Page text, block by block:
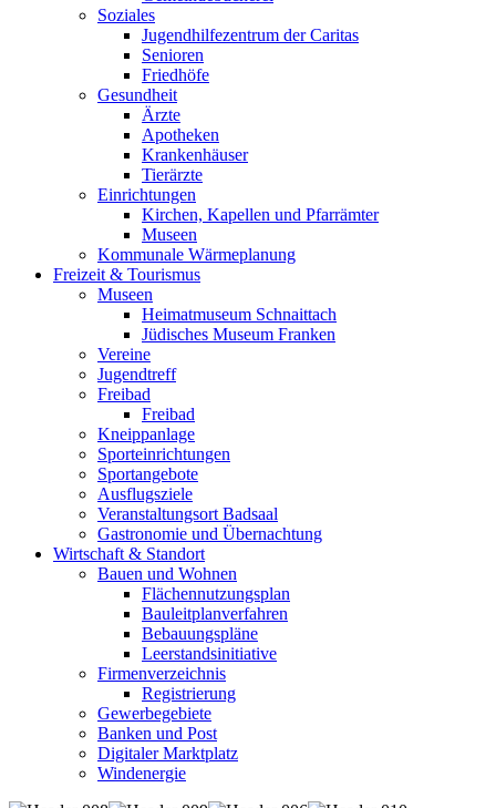
Soziales
Jugendhilfezentrum der Caritas
Senioren
Friedhöfe
Gesundheit
Ärzte
Apotheken
Krankenhäuser
Tierärzte
Einrichtungen
Kirchen, Kapellen und Pfarrämter
Museen
Kommunale Wärmeplanung
Freizeit & Tourismus
Museen
Heimatmuseum Schnaittach
Jüdisches Museum Franken
Vereine
Jugendtreff
Freibad
Freibad
Kneippanlage
Sporteinrichtungen
Sportangebote
Ausflugsziele
Veranstaltungsort Badsaal
Gastronomie und Übernachtung
Wirtschaft & Standort
Bauen und Wohnen
Flächennutzungsplan
Bauleitplanverfahren
Bebauungspläne
Leerstandsinitiative
Firmenverzeichnis
Registrierung
Gewerbegebiete
Banken und Post
Digitaler Marktplatz
Windenergie